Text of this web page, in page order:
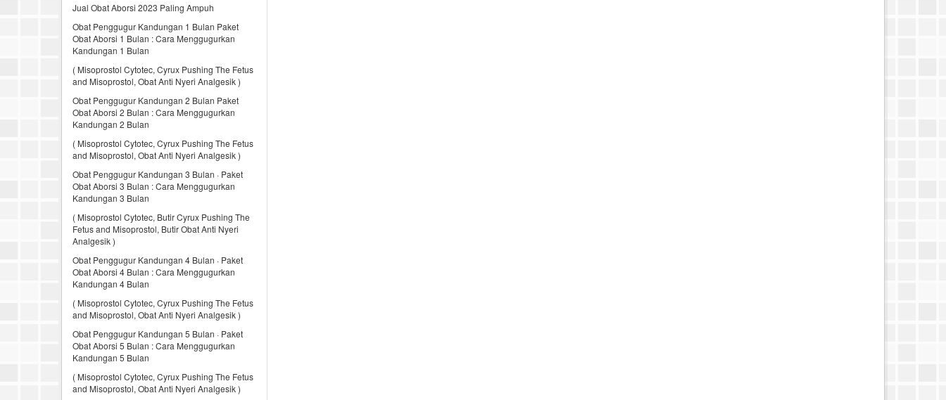
Jual Obat Aborsi 2023 Paling Ampuh
Obat Penggugur Kandungan 1 Bulan Paket
Obat Aborsi 1 Bulan : Cara Menggugurkan
Kandungan 1 Bulan
( Misoprostol Cytotec, Cyrux Pushing The Fetus
and Misoprostol, Obat Anti Nyeri Analgesik )
Obat Penggugur Kandungan 2 Bulan Paket
Obat Aborsi 2 Bulan : Cara Menggugurkan
Kandungan 2 Bulan
( Misoprostol Cytotec, Cyrux Pushing The Fetus
and Misoprostol, Obat Anti Nyeri Analgesik )
Obat Penggugur Kandungan 3 Bulan · Paket
Obat Aborsi 3 Bulan : Cara Menggugurkan
Kandungan 3 Bulan
( Misoprostol Cytotec, Butir Cyrux Pushing The
Fetus and Misoprostol, Butir Obat Anti Nyeri
Analgesik )
Obat Penggugur Kandungan 4 Bulan · Paket
Obat Aborsi 4 Bulan : Cara Menggugurkan
Kandungan 4 Bulan
( Misoprostol Cytotec, Cyrux Pushing The Fetus
and Misoprostol, Obat Anti Nyeri Analgesik )
Obat Penggugur Kandungan 5 Bulan · Paket
Obat Aborsi 5 Bulan : Cara Menggugurkan
Kandungan 5 Bulan
( Misoprostol Cytotec, Cyrux Pushing The Fetus
and Misoprostol, Obat Anti Nyeri Analgesik )